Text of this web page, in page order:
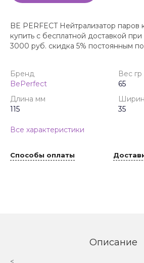
BE PERFECT Нейтрализатор паров
купить с бесплатной доставкой при
3000 руб. скидка 5% постоянным
Бренд
BePerfect
Вес гр
65
Длина мм
115
35
Все характеристики
Способы оплаты
Описание